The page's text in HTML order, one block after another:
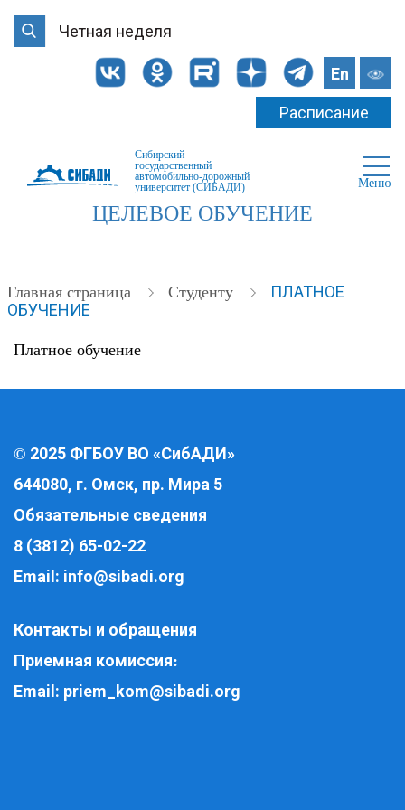
Четная неделя
En
Расписание
Сибирский
государственный
автомобильно-дорожный
университет (СИБАДИ)
Меню
ЦЕЛЕВОЕ ОБУЧЕНИЕ
Главная страница Студенту
ПЛАТНОЕ
ОБУЧЕНИЕ
Платное обучение
© 2025 ФГБОУ ВО «СибАДИ»
644080, г. Омск, пр. Мира 5
Обязательные сведения
8 (3812) 65-02-22
Email: info@sibadi.org
Контакты и обращения
Приемная комиссия:
Email: priem_kom@sibadi.org